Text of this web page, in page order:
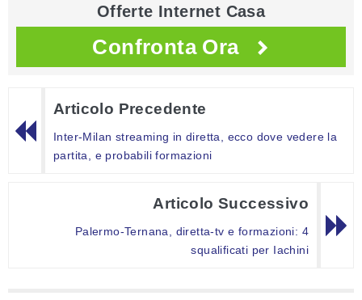
Offerte Internet Casa
Confronta Ora
Articolo Precedente
Inter-Milan streaming in diretta, ecco dove vedere la
partita, e probabili formazioni
Articolo Successivo
Palermo-Ternana, diretta-tv e formazioni: 4
squalificati per Iachini